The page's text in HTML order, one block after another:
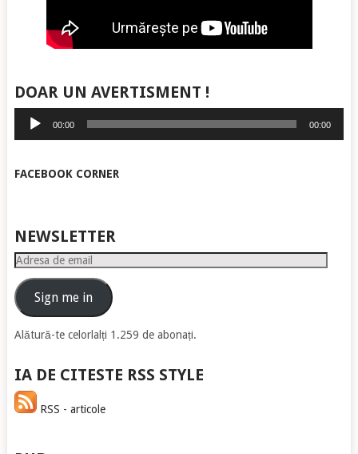
DOAR UN AVERTISMENT !
Player
audio
00:00 00:00
FACEBOOK CORNER
NEWSLETTER
Adresa
emailSign me in
Alătură-te celorlalți 1.259 de abonați.
IA DE CITESTE RSS STYLE
RSS - articole